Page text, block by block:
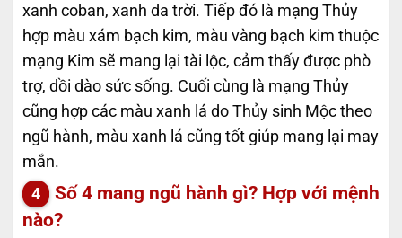
xanh coban, xanh da trời. Tiếp đó là mạng Thủy
hợp màu xám bạch kim, màu vàng bạch kim thuộc
mạng Kim sẽ mang lại tài lộc, cảm thấy được phò
trợ, dồi dào sức sống. Cuối cùng là mạng Thủy
cũng hợp các màu xanh lá do Thủy sinh Mộc theo
ngũ hành, màu xanh lá cũng tốt giúp mang lại may
mắn.
Số 4 mang ngũ hành gì? Hợp với mệnh
nào?